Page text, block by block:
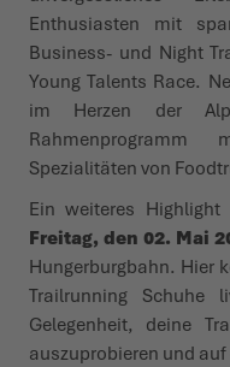
WINTERSCHUHE
LOWA PROFESSIONAL
WINTERSCHUHE
LOWA PROFESSIONAL
IT'S TIME TO TAME THE
ZIEH LOS, ERLEBE
CHALLENGE
RUFEN
DER SOMMER
EVENTS
PODCAST
PRESSE
KARRIERE
SCHÖFFEL-LOWA-
Enthusiasten mit
Business- und Night
Young Talents Race.
im Herzen der
Spezialitäten von
Ein weiteres
Freitag, den 02. Mai
Hungerburgbahn. Hier
Trailrunning Schuhe
Gelegenheit, deine
auszuprobieren und